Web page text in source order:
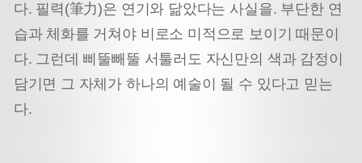
다. 필력(筆力)은 연기와 닮았다는 사실을. 부단한 연
습과 체화를 거쳐야 비로소 미적으로 보이기 때문이
다. 그런데 삐뚤빼뚤 서툴러도 자신만의 색과 감정이
담기면 그 자체가 하나의 예술이 될 수 있다고 믿는
다.